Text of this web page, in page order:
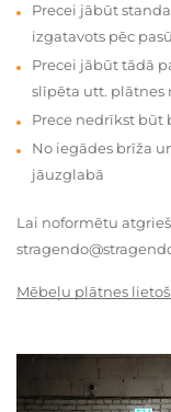
Precei jābūt
izgatavots pēc
Precei jābūt tādā
slīpēta utt. plātnes
Prece nedrīkst būt
No iegādes brīža
jāuzglabā
Lai noformētu
Mēbeļu plātnes